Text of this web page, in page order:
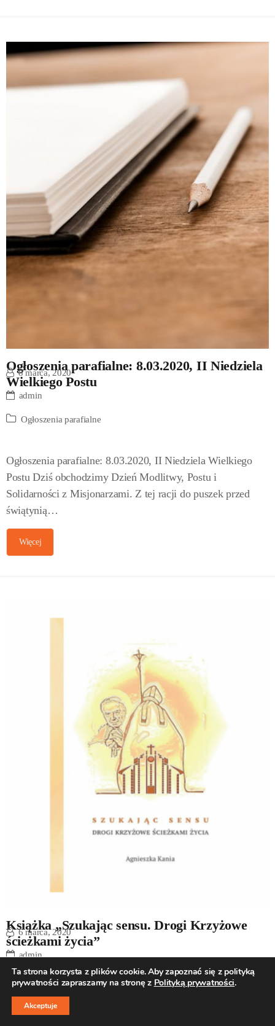
Ogłoszenia parafialne: 8.03.2020, II Niedziela
Wielkiego Postu
8 marca, 2020
admin
Ogłoszenia parafialne
Ogłoszenia parafialne: 8.03.2020, II Niedziela Wielkiego
Postu Dziś obchodzimy Dzień Modlitwy, Postu i
Solidarności z Misjonarzami. Z tej racji do puszek przed
świątynią…
Więcej
Książka „Szukając sensu. Drogi Krzyżowe
ścieżkami życia”
6 marca, 2020
admin
Aktualności
Ta strona korzysta z plików cookie. Aby zapoznać się z polityką
prywatności zapraszamy na stronę z Polityką prywatności.
Akceptuje